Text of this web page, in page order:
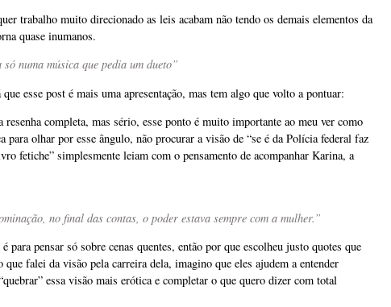
trabalho muito direcionado as leis acabam não tendo os demais elementos da
quase inumanos.
só numa música que pedia um dueto”
esse post é mais uma apresentação, mas tem algo que volto a pontuar:
completa, mas sério, esse ponto é muito importante ao meu ver como
olhar por esse ângulo, não procurar a visão de “se é da Polícia federal faz
fetiche” simplesmente leiam com o pensamento de acompanhar Karina, a
no final das contas, o poder estava sempre com a mulher.”
para pensar só sobre cenas quentes, então por que escolheu justo quotes que
falei da visão pela carreira dela, imagino que eles ajudem a entender
essa visão mais erótica e completar o que quero dizer com total